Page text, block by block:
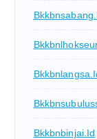
Bkkbnbinjai.id